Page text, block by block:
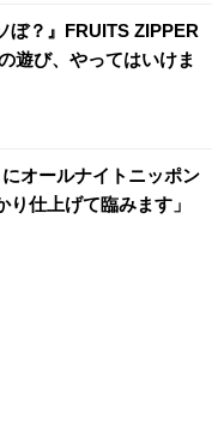
ぼ？』FRUITS ZIPPER
遊び、やってはいけま
オールナイトニッポン
仕上げて臨みます」